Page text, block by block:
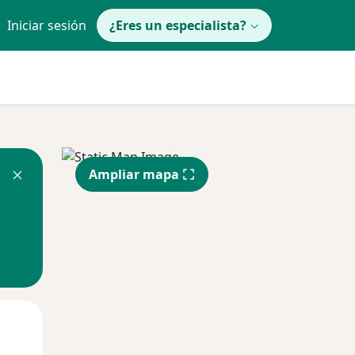
Iniciar sesión ¿Eres un especialista?
Ampliar mapa